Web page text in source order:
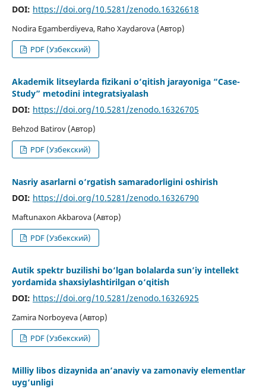
DOI: https://doi.org/10.5281/zenodo.16326618
Nodira Egamberdiyeva, Raʻno Xaydarova (Автор)
PDF (Узбекский)
Akademik litseylarda fizikani o‘qitish jarayoniga “Case-
Study” metodini integratsiyalash
DOI: https://doi.org/10.5281/zenodo.16326705
Behzod Batirov (Автор)
PDF (Узбекский)
Nasriy asarlarni o‘rgatish samaradorligini oshirish
DOI: https://doi.org/10.5281/zenodo.16326790
Maftunaxon Akbarova (Автор)
PDF (Узбекский)
Autik spektr buzilishi bo‘lgan bolalarda sun’iy intellekt
yordamida shaxsiylashtirilgan o‘qitish
DOI: https://doi.org/10.5281/zenodo.16326925
Zamira Norboyeva (Автор)
PDF (Узбекский)
Milliy libos dizaynida an’anaviy va zamonaviy elementlar
uyg‘unligi